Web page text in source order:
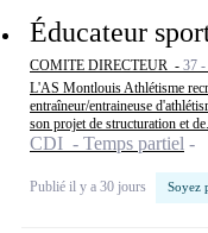
Éducateur
COMITE DIRECTEUR - 37
L'AS Montlouis Athlétisme
entraîneur/entraineuse
son projet de structuration et
CDI - Temps partiel
Publié il y a 30 jours Soyez